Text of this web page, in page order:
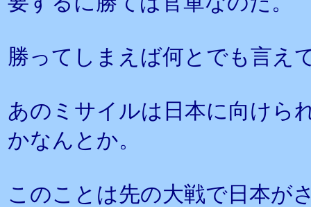
勝ってしまえば何とでも言え
あのミサイルは日本に向けら
かなんとか。
このことは先の大戦で日本が